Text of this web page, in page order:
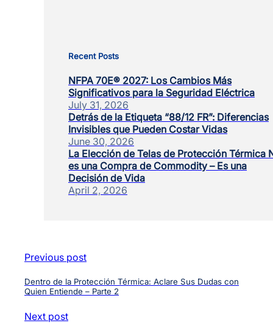
Recent Posts
NFPA 70E® 2027: Los Cambios Más
Significativos para la Seguridad Eléctrica
July 31, 2026
Detrás de la Etiqueta “88/12 FR”: Diferencias
Invisibles que Pueden Costar Vidas
June 30, 2026
La Elección de Telas de Protección Térmica
es una Compra de Commodity – Es una
Decisión de Vida
April 2, 2026
Previous post
Dentro de la Protección Térmica: Aclare Sus Dudas con
Quien Entiende – Parte 2
Next post